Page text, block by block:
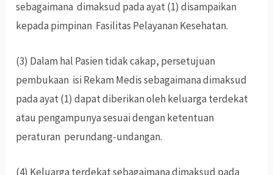
sebagaimana dimaksud pada ayat (1) disampaikan
kepada pimpinan Fasilitas Pelayanan Kesehatan.
(3) Dalam hal Pasien tidak cakap, persetujuan
pembukaan isi Rekam Medis sebagaimana dimaksud
pada ayat (1) dapat diberikan oleh keluarga terdekat
atau pengampunya sesuai dengan ketentuan
peraturan perundang-undangan.
(4) Keluarga terdekat sebagaimana dimaksud pada